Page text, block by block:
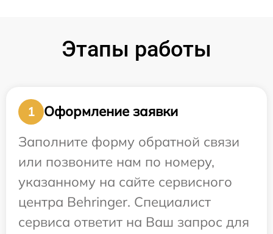
Этапы работы
1
Оформление заявки
Заполните форму обратной связи
или позвоните нам по номеру,
указанному на сайте сервисного
центра Behringer. Специалист
сервиса ответит на Ваш запрос для